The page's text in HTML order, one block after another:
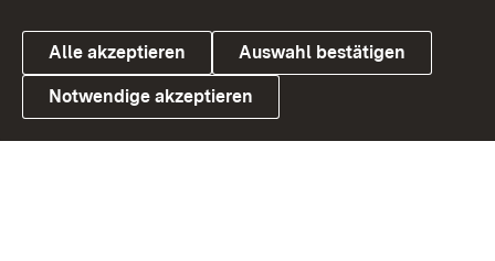
Link zum Landesportal
Alle akzeptieren Auswahl bestätigen
Notwendige akzeptieren